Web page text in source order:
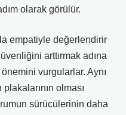
olarak görülür.
empatiyle değerlendirir
arttırmak adına
vurgularlar. Aynı
olması
sürücülerinin daha